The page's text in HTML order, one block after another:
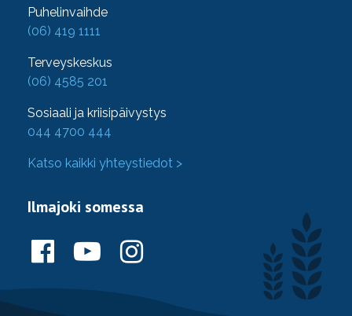
Puhelinvaihde
(06) 419 1111
Terveyskeskus
(06) 4585 201
Sosiaali ja kriisipäivystys
044 4700 444
Katso kaikki yhteystiedot >
Ilmajoki somessa